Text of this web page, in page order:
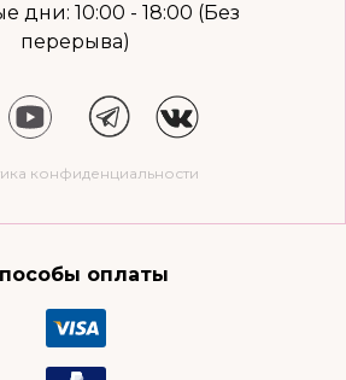
дни: 10:00 - 18:00 (Без
перерыва)
конфиденциальности
оплаты